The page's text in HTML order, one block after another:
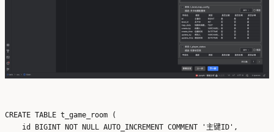
CREATE TABLE t_game_room (
    id BIGINT NOT NULL AUTO_INCREMENT COMMENT '主键ID',